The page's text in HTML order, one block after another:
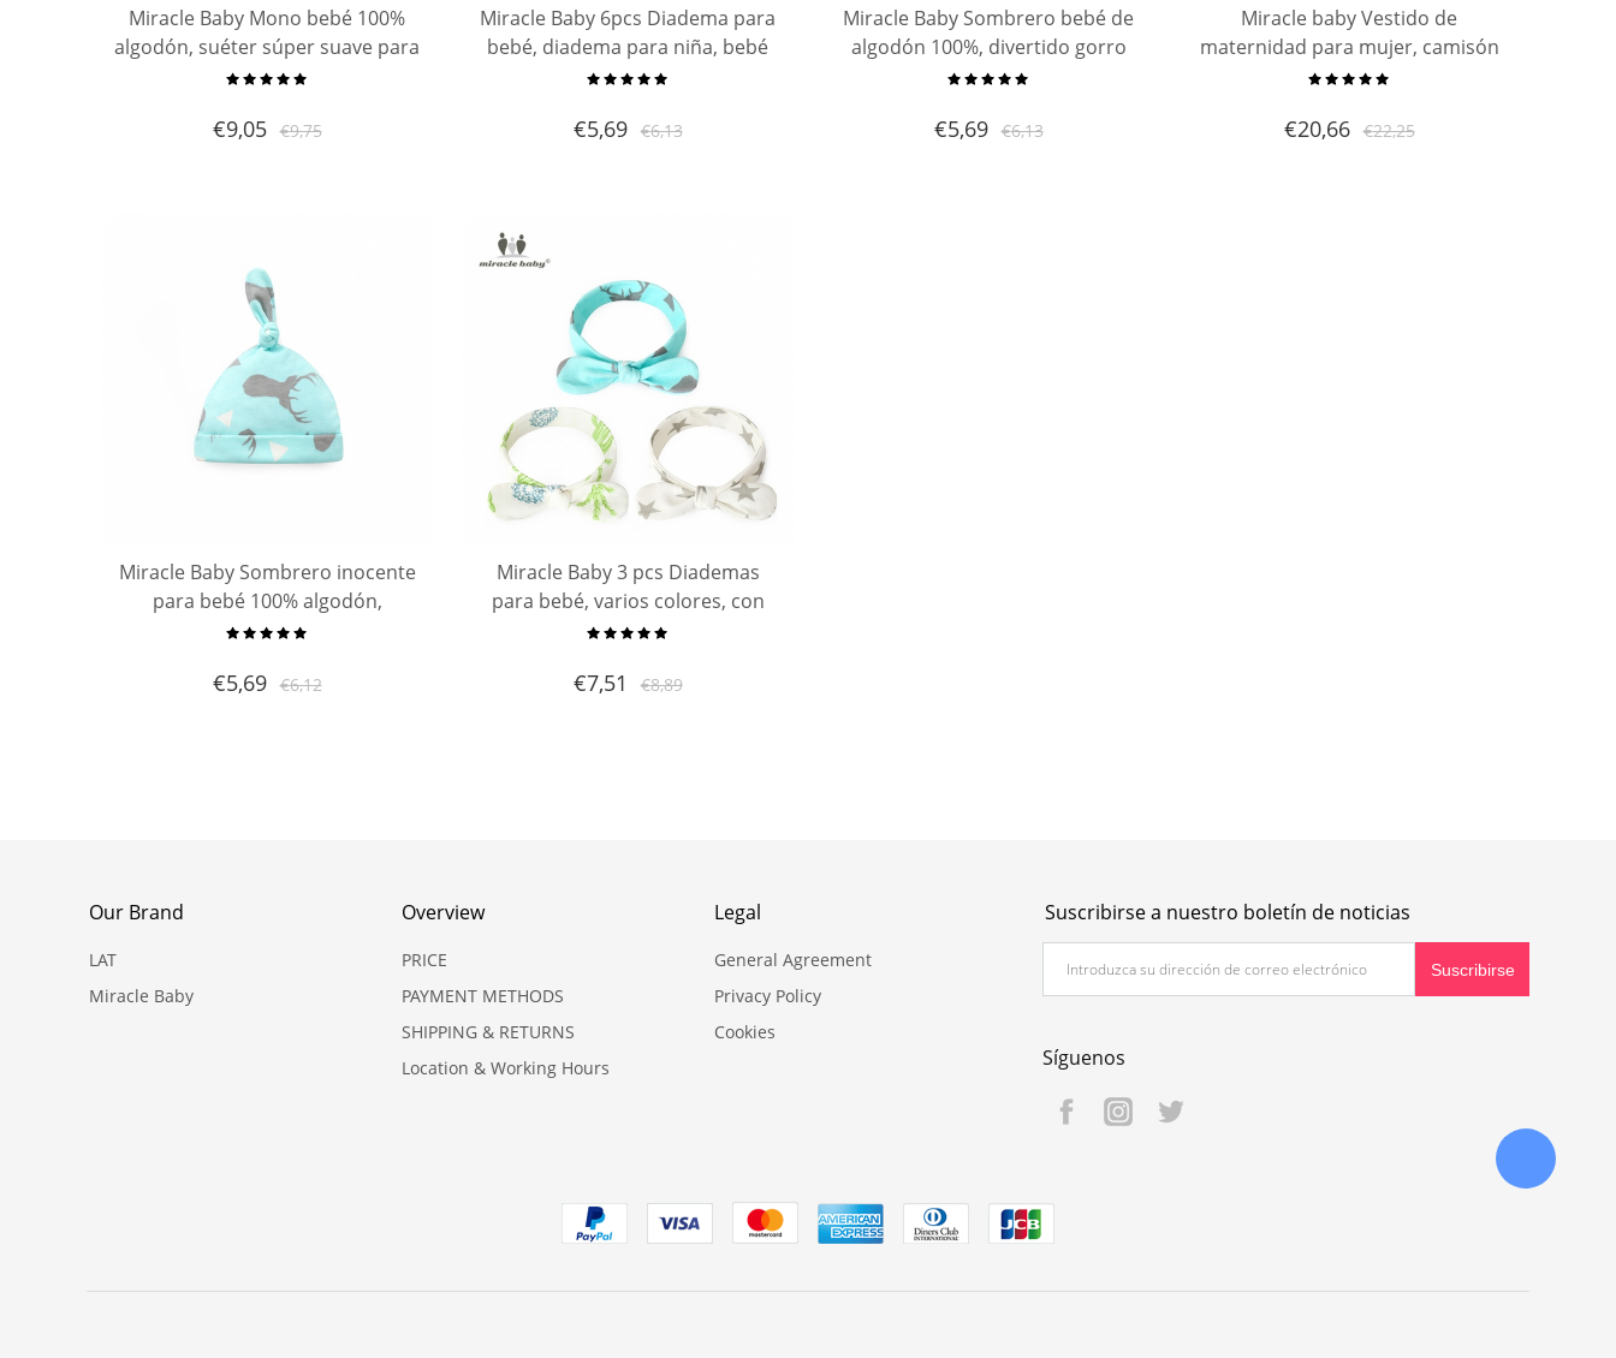
Miracle Baby Mono bebé 100%
algodón, suéter súper suave para
todas las estaciones, pijama de
€9,05 €9,75
Miracle Baby 6pcs Diadema para
bebé, diadema para niña, bebé
recién nacido
€5,69 €6,13
Miracle Baby Sombrero bebé de
algodón 100%, divertido gorro
bebé recién nacido de algodón
€5,69 €6,13
Miracle baby Vestido de
maternidad para mujer, camisón
floral de algodón, trabajo de
de lactancia para mujer
€20,66 €22,25
Miracle Baby Sombrero inocente
para bebé 100% algodón,
sombrero para bebé suave y
0 a 3 meses, de 3 a 6 meses
€5,69 €6,12
Miracle Baby 3 pcs Diademas
para bebé, varios colores, con
lazo, turbante y lazo, para niños,
el pelo para bebés unis
€7,51 €8,89
Our Brand
LAT
Miracle Baby
Overview
PRICE
PAYMENT METHODS
SHIPPING & RETURNS
Location & Working Hours
Legal
General Agreement
Privacy Policy
Cookies
Suscribirse a nuestro boletín de noticias
Síguenos